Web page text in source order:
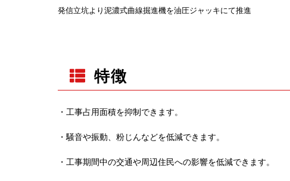
発信立坑より泥濃式曲線掘進機を油圧ジャッキにて推進
特徴
・工事占用面積を抑制できます。
・騒音や振動、粉じんなどを低減できます。
・工事期間中の交通や周辺住民への影響を低減できます。